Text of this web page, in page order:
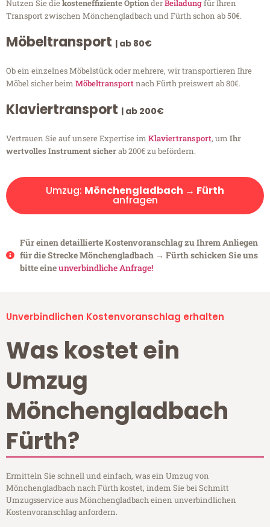
Nutzen Sie diekosteneffiziente OptionderBeiladungfür Ihren
Transport zwischen Mönchengladbach und Fürth schon ab 50€.
Möbeltransport | ab 80€
Ob ein einzelnes Möbelstück oder mehrere, wir transportieren Ihre
Möbel sicher beim Möbeltransportnach Fürth preiswert ab 80€.
Klaviertransport | ab 200€
Vertrauen Sie auf unsere Expertise im Klaviertransport, um Ihr
wertvolles Instrument sicherab 200€ zu befördern.
Umzug: Mönchengladbach → Fürth
anfragen
Für einen detaillierte Kostenvoranschlag zu Ihrem Anliegen
für die Strecke Mönchengladbach → Fürth schicken Sie uns
bitte eineunverbindliche Anfrage!
Unverbindlichen Kostenvoranschlag erhalten
Was kostet ein
Umzug
Mönchengladbach
Fürth?
Ermitteln Sie schnell und einfach, was ein Umzug von
Mönchengladbach nach Fürth kostet, indem Sie bei Schmitt
Umzugsservice aus Mönchengladbach einen unverbindlichen
Kostenvoranschlag anfordern.